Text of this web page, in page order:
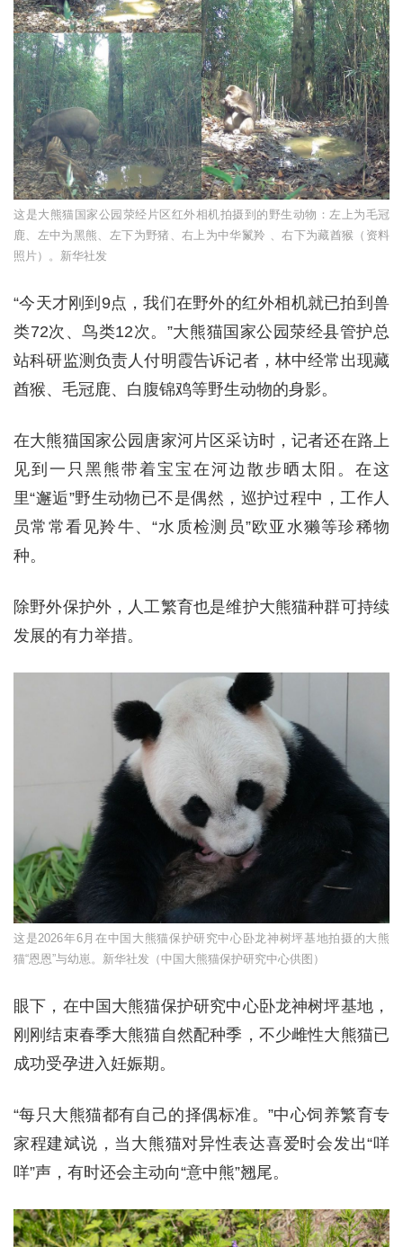
这是大熊猫国家公园荥经片区红外相机拍摄到的野生动物：左上为毛冠
鹿、左中为黑熊、左下为野猪、右上为中华鬣羚 、右下为藏酋猴（资料
照片）。新华社发
“今天才刚到9点，我们在野外的红外相机就已拍到兽
类72次、鸟类12次。”大熊猫国家公园荥经县管护总
站科研监测负责人付明霞告诉记者，林中经常出现藏
酋猴、毛冠鹿、白腹锦鸡等野生动物的身影。
在大熊猫国家公园唐家河片区采访时，记者还在路上
见到一只黑熊带着宝宝在河边散步晒太阳。在这
里“邂逅”野生动物已不是偶然，巡护过程中，工作人
员常常看见羚牛、“水质检测员”欧亚水獭等珍稀物
种。
除野外保护外，人工繁育也是维护大熊猫种群可持续
发展的有力举措。
这是2026年6月在中国大熊猫保护研究中心卧龙神树坪基地拍摄的大熊
猫“恩恩”与幼崽。新华社发（中国大熊猫保护研究中心供图）
眼下，在中国大熊猫保护研究中心卧龙神树坪基地，
刚刚结束春季大熊猫自然配种季，不少雌性大熊猫已
成功受孕进入妊娠期。
“每只大熊猫都有自己的择偶标准。”中心饲养繁育专
家程建斌说，当大熊猫对异性表达喜爱时会发出“咩
咩”声，有时还会主动向“意中熊”翘尾。